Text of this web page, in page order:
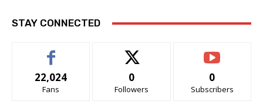
STAY CONNECTED
22,024
Fans
0
Followers
0
Subscribers